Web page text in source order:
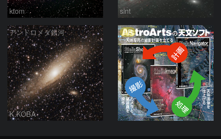
ktom sint
アンドロメダ銀河
K.KOBA
PR